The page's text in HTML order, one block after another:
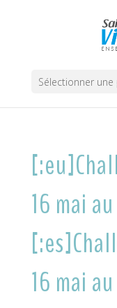
Sélectionner une
16 mai
16 mai